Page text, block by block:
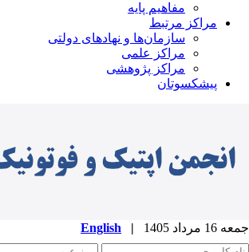
مفاهیم پایه
مراکز مرتبط
سازمان‌ها و نهادهای دولتی
مراکز علمی
مراکز پژوهشی
پیشکسوتان
جمعه 16 مرداد 1405 |
English